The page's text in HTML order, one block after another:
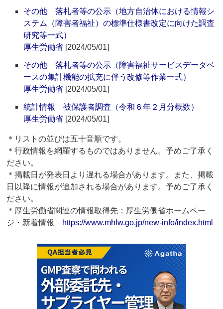
その他 落札者等の公示（地方自治体における情報シ
ステム（障害者福祉）の標準仕様書改定に向けた調査
研究等一式）
厚生労働省 [2024/05/01]
その他 落札者等の公示（障害福祉サービスデータベ
ースの集計機能の拡充に伴う改修等作業一式）
厚生労働省 [2024/05/01]
統計情報 被保護者調査（令和６年２月分概数）
厚生労働省 [2024/05/01]
＊リストの並びは五十音順です。
＊行政情報を網羅するものではありません。予めご了承く
ださい。
＊掲載日が発表日より遅れる場合があります。また、掲載
日以降に情報が追加される場合があります。予めご了承く
ださい。
＊厚生労働省関連の情報取得先：厚生労働省ホームペー
ジ・新着情報 https://www.mhlw.go.jp/new-info/index.html